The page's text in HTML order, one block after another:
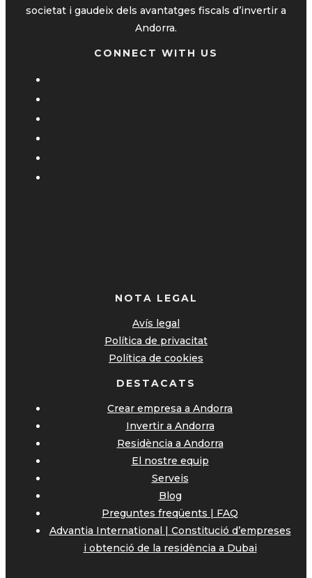
societat i gaudeix dels avantatges fiscals d’invertir a
Andorra.
CONNECT WITH US
NOTA LEGAL
Avís legal
Política de privacitat
Política de cookies
DESTACATS
Crear empresa a Andorra
Invertir a Andorra
Residència a Andorra
El nostre equip
Serveis
Blog
Preguntes freqüents | FAQ
Advantia International | Constitució d’empreses
i obtenció de la residència a Dubai